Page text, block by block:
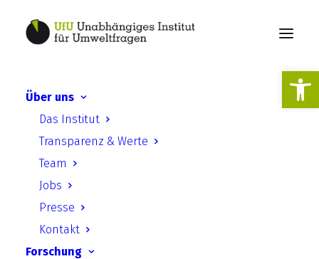
Über uns
Das Institut
Transparenz & Werte
Team
Jobs
Presse
Kontakt
Forschung
Medienkompetenz